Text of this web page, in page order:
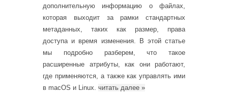
дополнительную информацию о файлах,
которая выходит за рамки стандартных
метаданных, таких как размер, права
доступа и время изменения. В этой статье
мы подробно разберем, что такое
расширенные атрибуты, как они работают,
где применяются, а также как управлять ими
в macOS и Linux. читать далее »